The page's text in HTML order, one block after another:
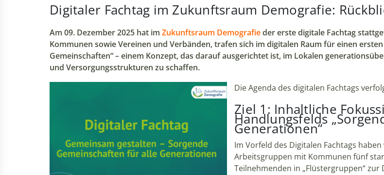
Digitaler Fachtag im Zukunftsraum Demografie:
Am 09. Dezember 2025 hat im Zukunftsraum Demografieder erste digitale Fachtag
Kommunen sowie Vereinen und Verbänden, trafen sich im digitalen Raum für einen
Gemeinschaften“ – einem Konzept, das darauf ausgerichtet ist, im Lokalen
und Versorgungsstrukturen zu schaffen.
Die Agenda des digitalen Fachtags
Ziel 1: Inhaltliche
Handlungsfelds
Generationen“
Im Vorfeld des Digitalen Fachtags
Arbeitsgruppen mit Kommunen fünf
Teilnehmenden in „Flüstergruppen“